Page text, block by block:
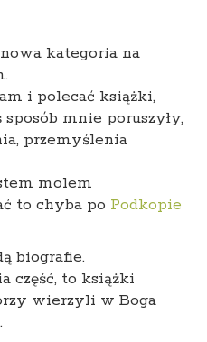
kategoria na
i polecać książki,
mnie poruszyły,
przemyślenia
molem
to chyba po Podkopie
biografie.
część, to książki
wierzyli w Boga